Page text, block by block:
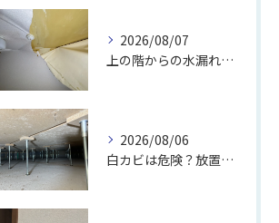
2026/08/07
上の階からの水漏れでカビ｜対処法と業者
2026/08/06
白カビは危険？放置のリスクと取り方